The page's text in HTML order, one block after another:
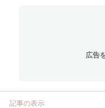
広告
記事の表示